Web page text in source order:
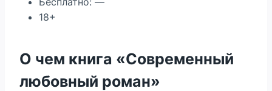
18+
О чем книга «Современный
любовный роман»